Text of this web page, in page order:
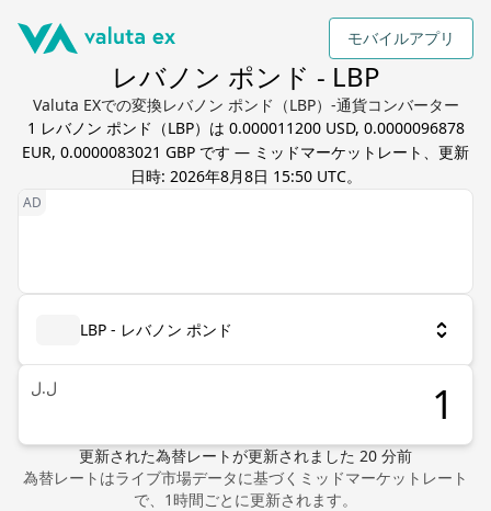
モバイルアプリ
レバノン ポンド - LBP
Valuta EXでの変換レバノン ポンド（LBP）-通貨コンバーター
1 レバノン ポンド （LBP）は 0.000011200 USD, 0.0000096878
EUR, 0.0000083021 GBP です — ミッドマーケットレート、更新
日時: 2026年8月8日 15:50 UTC。
LBP - レバノン ポンド
ل.ل
更新された為替レートが更新されました 20 分前
為替レートはライブ市場データに基づくミッドマーケットレート
で、1時間ごとに更新されます。